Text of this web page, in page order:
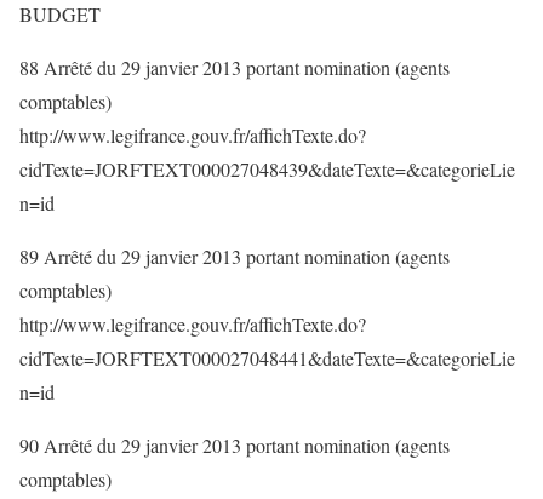
BUDGET
88 Arrêté du 29 janvier 2013 portant nomination (agents
comptables)
http://www.legifrance.gouv.fr/affichTexte.do?
cidTexte=JORFTEXT000027048439&dateTexte=&categorieLie
n=id
89 Arrêté du 29 janvier 2013 portant nomination (agents
comptables)
http://www.legifrance.gouv.fr/affichTexte.do?
cidTexte=JORFTEXT000027048441&dateTexte=&categorieLie
n=id
90 Arrêté du 29 janvier 2013 portant nomination (agents
comptables)